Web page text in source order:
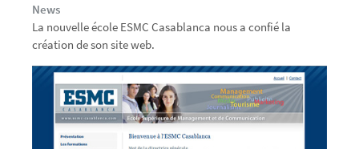
News
La nouvelle école ESMC Casablanca nous a confié la
création de son site web.